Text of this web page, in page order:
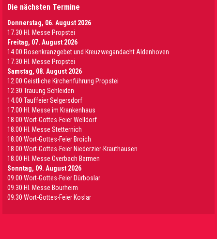
Die nächsten Termine
Donnerstag, 06. August 2026
17.30 Hl. Messe Propstei
Freitag, 07. August 2026
14.00 Rosenkranzgebet und Kreuzwegandacht Aldenhoven
17.30 Hl. Messe Propstei
Samstag, 08. August 2026
12.00 Geistliche Kirchenführung Propstei
12.30 Trauung Schleiden
14.00 Tauffeier Selgersdorf
17.00 Hl. Messe im Krankenhaus
18.00 Wort-Gottes-Feier Welldorf
18.00 Hl. Messe Stetternich
18.00 Wort-Gottes-Feier Broich
18.00 Wort-Gottes-Feier Niederzier-Krauthausen
18.00 Hl. Messe Overbach Barmen
Sonntag, 09. August 2026
09.00 Wort-Gottes-Feier Dürboslar
09.30 HI. Messe Bourheim
09.30 Wort-Gottes-Feier Koslar